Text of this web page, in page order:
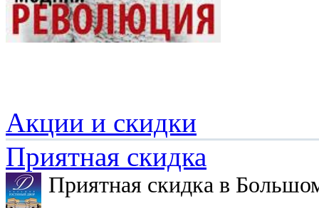
Акции и скидки
Приятная скидка
Приятная скидка в